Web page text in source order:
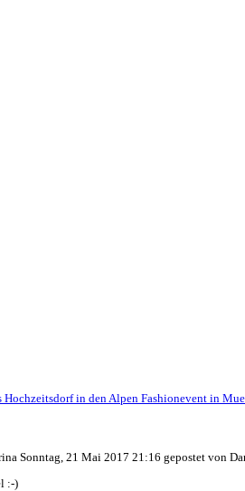
Hochzeitsdorf in den Alpen Fashionevent in
Sonntag, 21 Mai 2017 21:16 gepostet von
:-)